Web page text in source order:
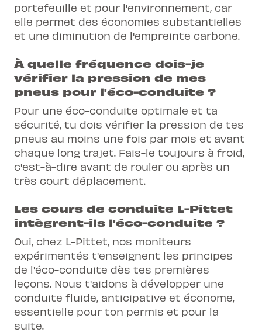
portefeuille et pour l'environnement, car
elle permet des économies substantielles
et une diminution de l'empreinte carbone.
À quelle fréquence dois-je
vérifier la pression de mes
pneus pour l'éco-conduite ?
Pour une éco-conduite optimale et ta
sécurité, tu dois vérifier la pression de tes
pneus au moins une fois par mois et avant
chaque long trajet. Fais-le toujours à froid,
c'est-à-dire avant de rouler ou après un
très court déplacement.
Les cours de conduite L-Pittet
intègrent-ils l'éco-conduite ?
Oui, chez L-Pittet, nos moniteurs
expérimentés t'enseignent les principes
de l'éco-conduite dès tes premières
leçons. Nous t'aidons à développer une
conduite fluide, anticipative et économe,
essentielle pour ton permis et pour la
suite.